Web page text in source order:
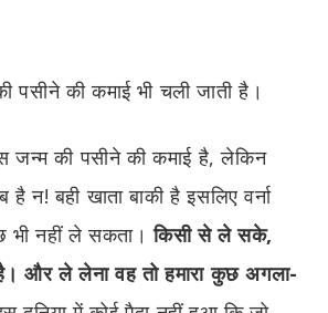
पसीने की कमाई भी चली जाती है।
जन्म की पसीने की कमाई है, लेकिन
है न! बही खाता बाकी है इसलिए वर्ना
भी नहीं ले सकता। किसी से ले सके,
और ले लेना वह तो हमारा कुछ अगला-